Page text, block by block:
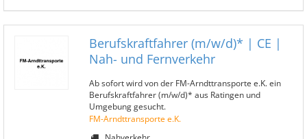
Berufskraftfahrer (m/w/d)* | CE |
Nah- und Fernverkehr
Ab sofort wird von der FM-Arndttransporte e.K. ein
Berufskraftfahrer (m/w/d)* aus Ratingen und
Umgebung gesucht.
FM-Arndttransporte e.K.